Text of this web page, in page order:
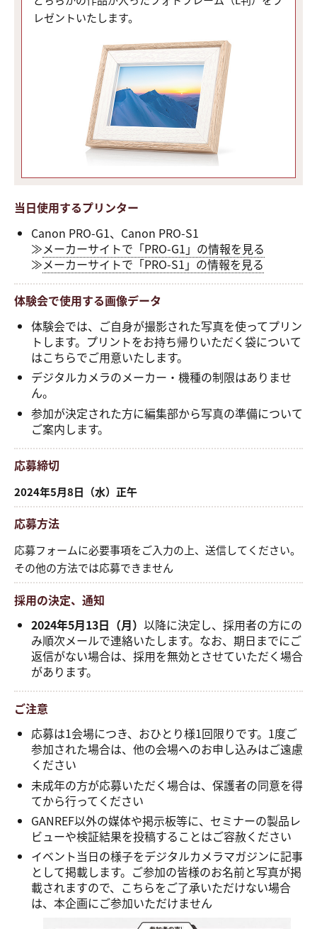
レゼントいたします。
当日使用するプリンター
Canon PRO-G1、Canon PRO-S1
≫メーカーサイトで「PRO-G1」の情報を見る
≫メーカーサイトで「PRO-S1」の情報を見る
体験会で使用する画像データ
体験会では、ご自身が撮影された写真を使ってプリン
トします。プリントをお持ち帰りいただく袋について
はこちらでご用意いたします。
デジタルカメラのメーカー・機種の制限はありませ
ん。
参加が決定された方に編集部から写真の準備について
ご案内します。
応募締切
2024年5月8日（水）正午
応募方法
応募フォームに必要事項をご入力の上、送信してください。
その他の方法では応募できません
採用の決定、通知
2024年5月13日（月） 以降に決定し、採用者の方にの
み順次メールで連絡いたします。なお、期日までにご
返信がない場合は、採用を無効とさせていただく場合
があります。
ご注意
応募は1会場につき、おひとり様1回限りです。1度ご
参加された場合は、他の会場へのお申し込みはご遠慮
ください
未成年の方が応募いただく場合は、保護者の同意を得
てから行ってください
GANREF以外の媒体や掲示板等に、セミナーの製品レ
ビューや検証結果を投稿することはご容赦ください
イベント当日の様子をデジタルカメラマガジンに記事
として掲載します。ご参加の皆様のお名前と写真が掲
載されますので、こちらをご了承いただけない場合
は、本企画にご参加いただけません